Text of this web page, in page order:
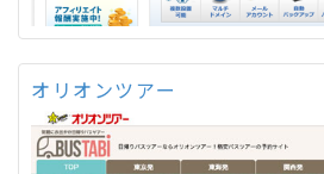
オリオンツアー